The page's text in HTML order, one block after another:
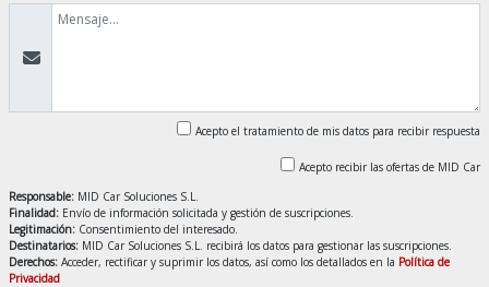
Acepto el tratamiento de mis datos para recibir respuesta
Acepto recibir las ofertas de MID Car
Responsable: MID Car Soluciones S.L.
Finalidad: Envío de información solicitada y gestión de suscripciones.
Legitimación: Consentimiento del interesado.
Destinatarios: MID Car Soluciones S.L. recibirá los datos para gestionar las suscripciones.
Derechos: Acceder, rectificar y suprimir los datos, así como los detallados en la Política de
Privacidad